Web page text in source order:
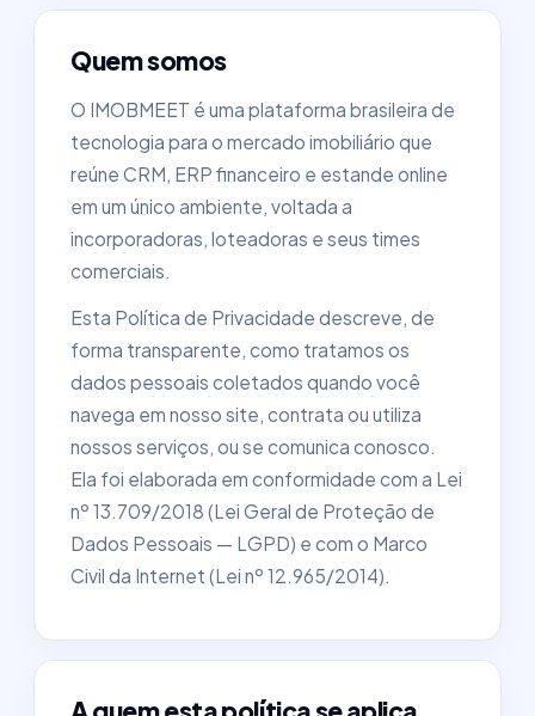
Quem somos
O IMOBMEET é uma plataforma brasileira de
tecnologia para o mercado imobiliário que
reúne CRM, ERP financeiro e estande online
em um único ambiente, voltada a
incorporadoras, loteadoras e seus times
comerciais.
Esta Política de Privacidade descreve, de
forma transparente, como tratamos os
dados pessoais coletados quando você
navega em nosso site, contrata ou utiliza
nossos serviços, ou se comunica conosco.
Ela foi elaborada em conformidade com a Lei
nº 13.709/2018 (Lei Geral de Proteção de
Dados Pessoais — LGPD) e com o Marco
Civil da Internet (Lei nº 12.965/2014).